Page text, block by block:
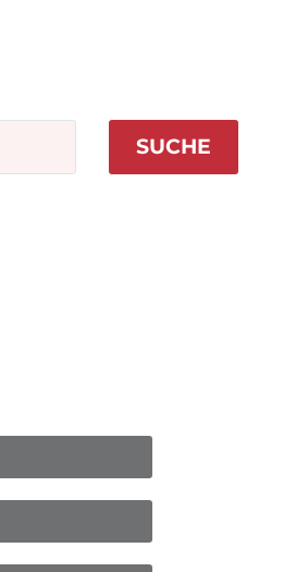
SUCHE